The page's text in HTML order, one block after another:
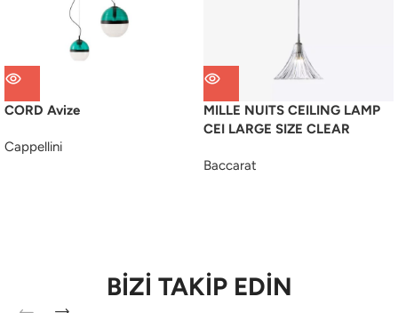
CORD Avize
Cappellini
MILLE NUITS CEILING LAMP
CEI LARGE SIZE CLEAR
Baccarat
BİZİ TAKİP EDİN